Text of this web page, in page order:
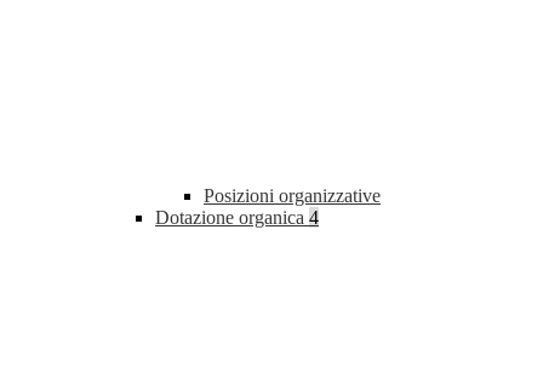
Posizioni organizzative
Dotazione organica 4